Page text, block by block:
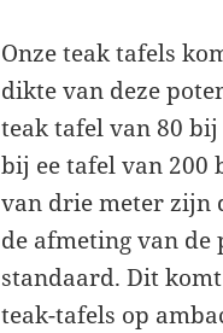
Onze teak tafels
dikte van deze
teak tafel van 80
bij ee tafel van 200
van drie meter zijn
de afmeting van
standaard. Dit
teak-tafels op